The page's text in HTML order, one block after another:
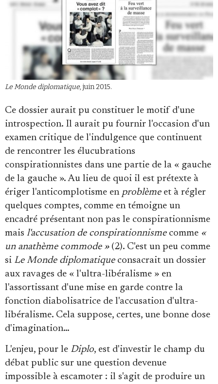
Le Monde diplomatique, juin 2015.
Ce dossier aurait pu constituer le motif d'une
introspection. Il aurait pu fournir l'occasion d'un
examen critique de l'indulgence que continuent
de rencontrer les élucubrations
conspirationnistes dans une partie de la « gauche
de la gauche ». Au lieu de quoi il est prétexte à
ériger l'anticomplotisme en problèmeet à régler
quelques comptes, comme en témoigne un
encadré présentant non pas le conspirationnisme
mais l'accusation de conspirationnismecomme «
un anathème commode »(2). C'est un peu comme
si Le Monde diplomatiqueconsacrait un dossier
aux ravages de « l'ultra-libéralisme » en
l'assortissant d'une mise en garde contre la
fonction diabolisatrice de l'accusation d'ultra-
libéralisme. Cela suppose, certes, une bonne dose
d'imagination…
L'enjeu, pour le Diplo, est d'investir le champ du
débat public sur une question devenue
impossible à escamoter : il s'agit de produire un